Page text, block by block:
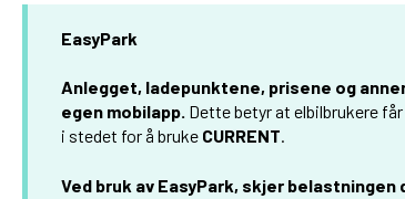
EasyPark
Anlegget, ladepunktene, prisene og
egen mobilapp. Dette betyr at elbilbrukere
i stedet for å bruke CURRENT.
Ved bruk av EasyPark, skjer belastningen